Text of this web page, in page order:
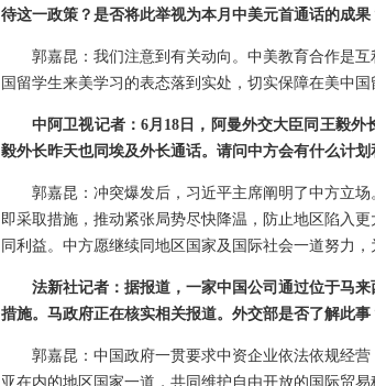
待这一政策？是否将此举视为本月中美元首通话的成果
郭嘉昆：我们注意到有关动向。中美教育合作是
国留学生来美学习的表态落到实处，切实保障在美中国
中阿卫视记者：6月18日，阿曼外交大臣同王毅
毅外长昨天也同埃及外长通话。请问中方会有什么计划
郭嘉昆：冲突爆发后，习近平主席阐明了中方立
即采取措施，推动紧张局势尽快降温，防止地区陷入
同利益。中方愿继续同地区国家及国际社会一道努力
法新社记者：据报道，一家中国公司通过位于马
措施。马政府正在核实相关报道。外交部是否了解此事
郭嘉昆：中国政府一贯要求中资企业依法依规经
亚在内的地区国家一道，共同维护自由开放的国际贸易